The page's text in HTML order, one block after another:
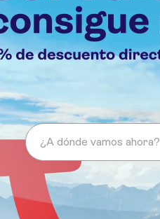
¿A dónde vamos ahora?